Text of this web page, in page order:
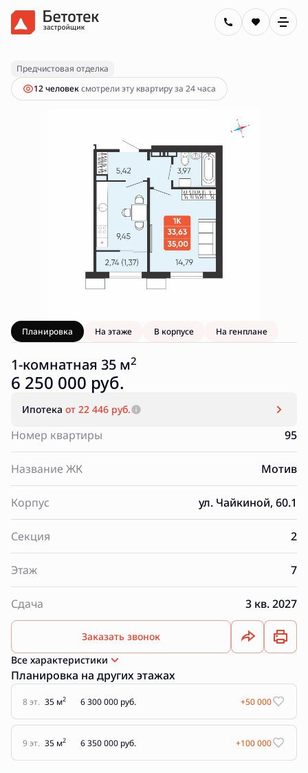
1-комнатная35 м 6 250 000 руб.
Ипотекаот 22 446 руб.
Предчистовая отделка
12 человексмотрели эту квартиру за 24 часа
Планировка На этаже В корпусе На генплане
1-комнатная 35 м2
6 250 000 руб.
Ипотека от 22 446 руб.
Номер квартиры 95
Название ЖК Мотив
Корпус ул. Чайкиной, 60.1
Секция 2
Этаж 7
Сдача 3 кв. 2027
Заказать звонок
Все характеристики
Планировка на других этажах
8 эт. 35 м2 6 300 000 руб. +50 000
9 эт. 35 м2 6 350 000 руб. +100 000